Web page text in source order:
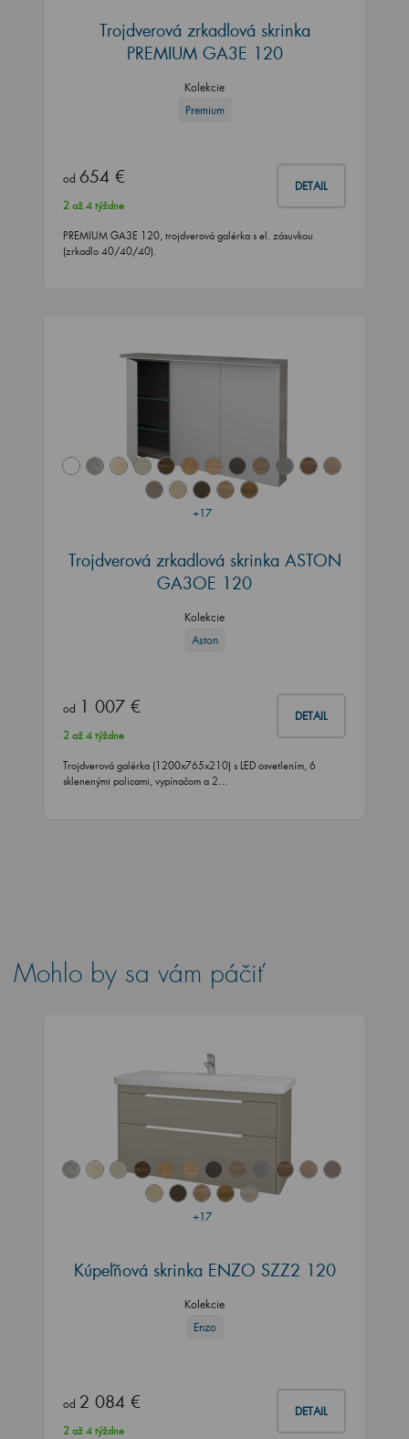
Trojdverová zrkadlová skrinka
PREMIUM GA3E 120
Kolekcie
Premium
od 654 € DETAIL
2 až 4 týždne
PREMIUM GA3E 120, trojdverová galérka s el. zásuvkou
(zrkadlo 40/40/40).
+17
Trojdverová zrkadlová skrinka ASTON
GA3OE 120
Kolekcie
Aston
od 1 007 € DETAIL
2 až 4 týždne
Trojdverová galérka (1200x765x210) s LED osvetlením, 6
sklenenými policami, vypínačom a 2…
Mohlo by sa vám páčiť
+17
Kúpeľňová skrinka ENZO SZZ2 120
Kolekcie
Enzo
od 2 084 € DETAIL
2 až 4 týždne